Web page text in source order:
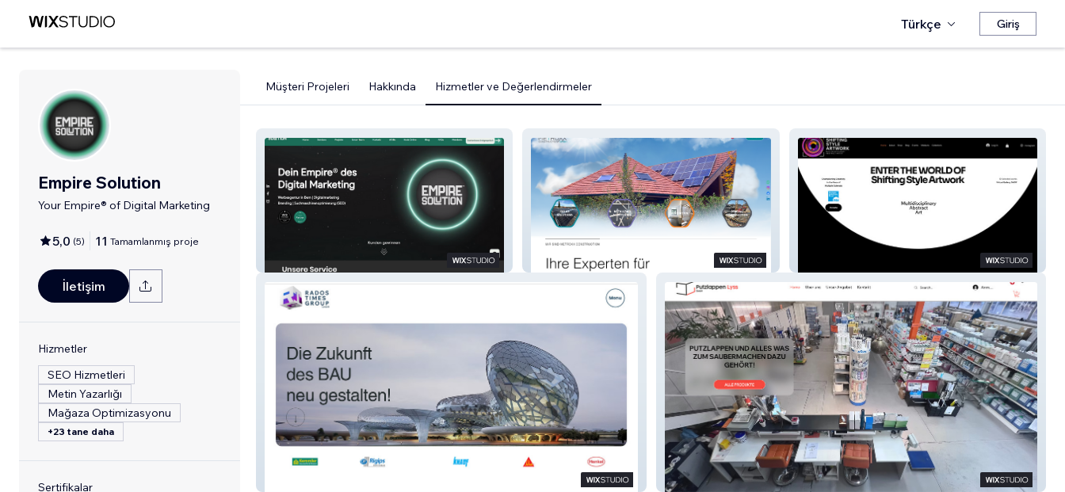
Türkçe Giriş
Empire Solution
Your Empire® of Digital Marketing
5,0 (5) 11 Tamamlanmış proje
İletişim
Hizmetler
SEO Hizmetleri
Metin Yazarlığı
Mağaza Optimizasyonu
+23 tane daha
Sertifikalar
Müşteri Projeleri Hakkında Hizmetler ve Değerlendirmeler
Empire Solution Metroxx Construction
Putzlappen Lyss GmbH